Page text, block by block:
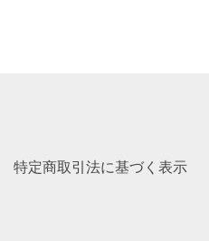
特定商取引法に基づく表示